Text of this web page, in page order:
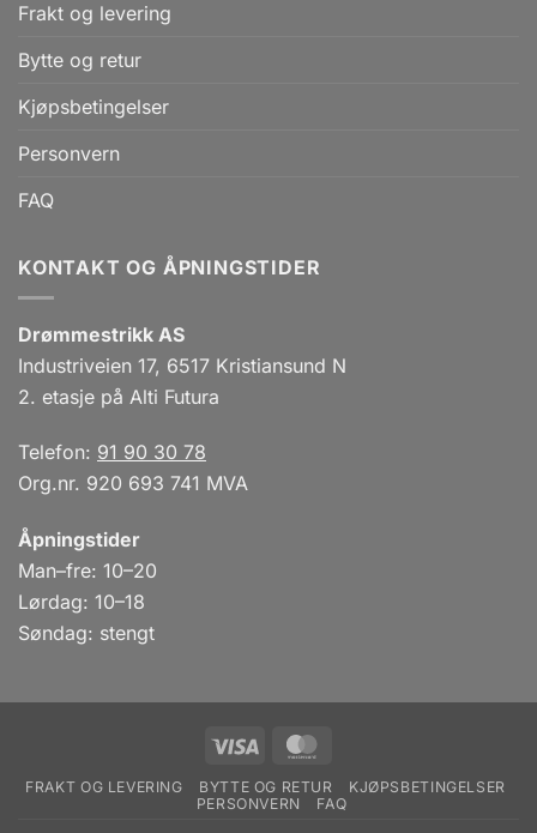
Frakt og levering
Bytte og retur
Kjøpsbetingelser
Personvern
FAQ
KONTAKT OG ÅPNINGSTIDER
Drømmestrikk AS
Industriveien 17, 6517 Kristiansund N
2. etasje på Alti Futura
Telefon: 91 90 30 78
Org.nr. 920 693 741 MVA
Åpningstider
Man–fre: 10–20
Lørdag: 10–18
Søndag: stengt
Visa
FRAKT OG LEVERING BYTTE OG RETUR
KJØPSBETINGELSER
PERSONVERN
FAQ